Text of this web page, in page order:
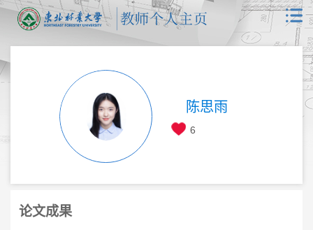
陈思雨
6
论文成果